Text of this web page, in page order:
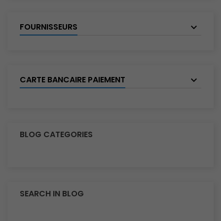
FOURNISSEURS
CARTE BANCAIRE PAIEMENT
BLOG CATEGORIES
SEARCH IN BLOG